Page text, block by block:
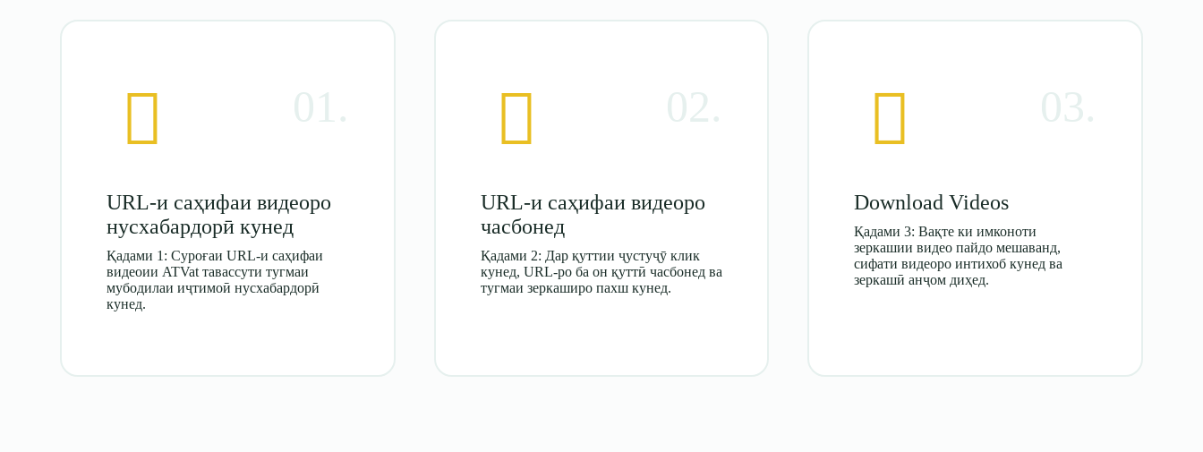
01.
URL-и саҳифаи видеоро
нусхабардорӣ кунед
Қадами 1: Суроғаи URL-и саҳифаи
видеоии ATVat тавассути тугмаи
мубодилаи иҷтимоӣ нусхабардорӣ
кунед.
02.
URL-и саҳифаи видеоро
часбонед
Қадами 2: Дар қуттии ҷустуҷӯ клик
кунед, URL-ро ба он қуттӣ часбонед ва
тугмаи зеркаширо пахш кунед.
03.
Download Videos
Қадами 3: Вақте ки имконоти
зеркашии видео пайдо мешаванд,
сифати видеоро интихоб кунед ва
зеркашӣ анҷом диҳед.